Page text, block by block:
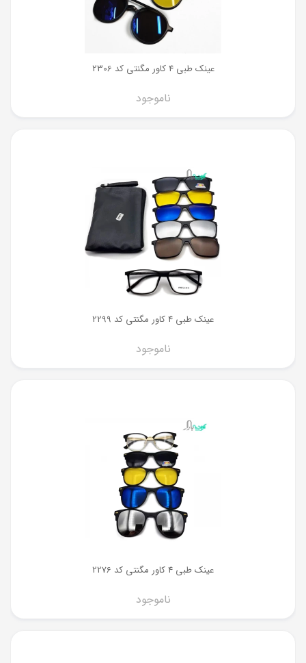
عینک طبی 4 کاور مگنتی کد 2306
ناموجود
عینک طبی 4 کاور مگنتی کد 2299
ناموجود
عینک طبی 4 کاور مگنتی کد 2276
ناموجود